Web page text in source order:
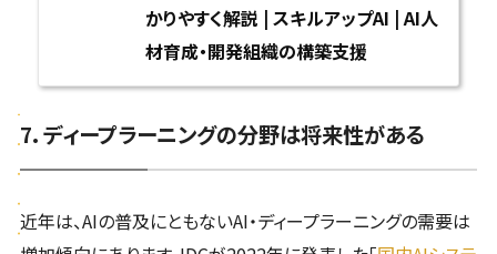
かりやすく解説 | スキルアップAI | AI人
材育成・開発組織の構築支援
7. ディープラーニングの分野は将来性がある
近年は、AIの普及にともないAI・ディープラーニングの需要は